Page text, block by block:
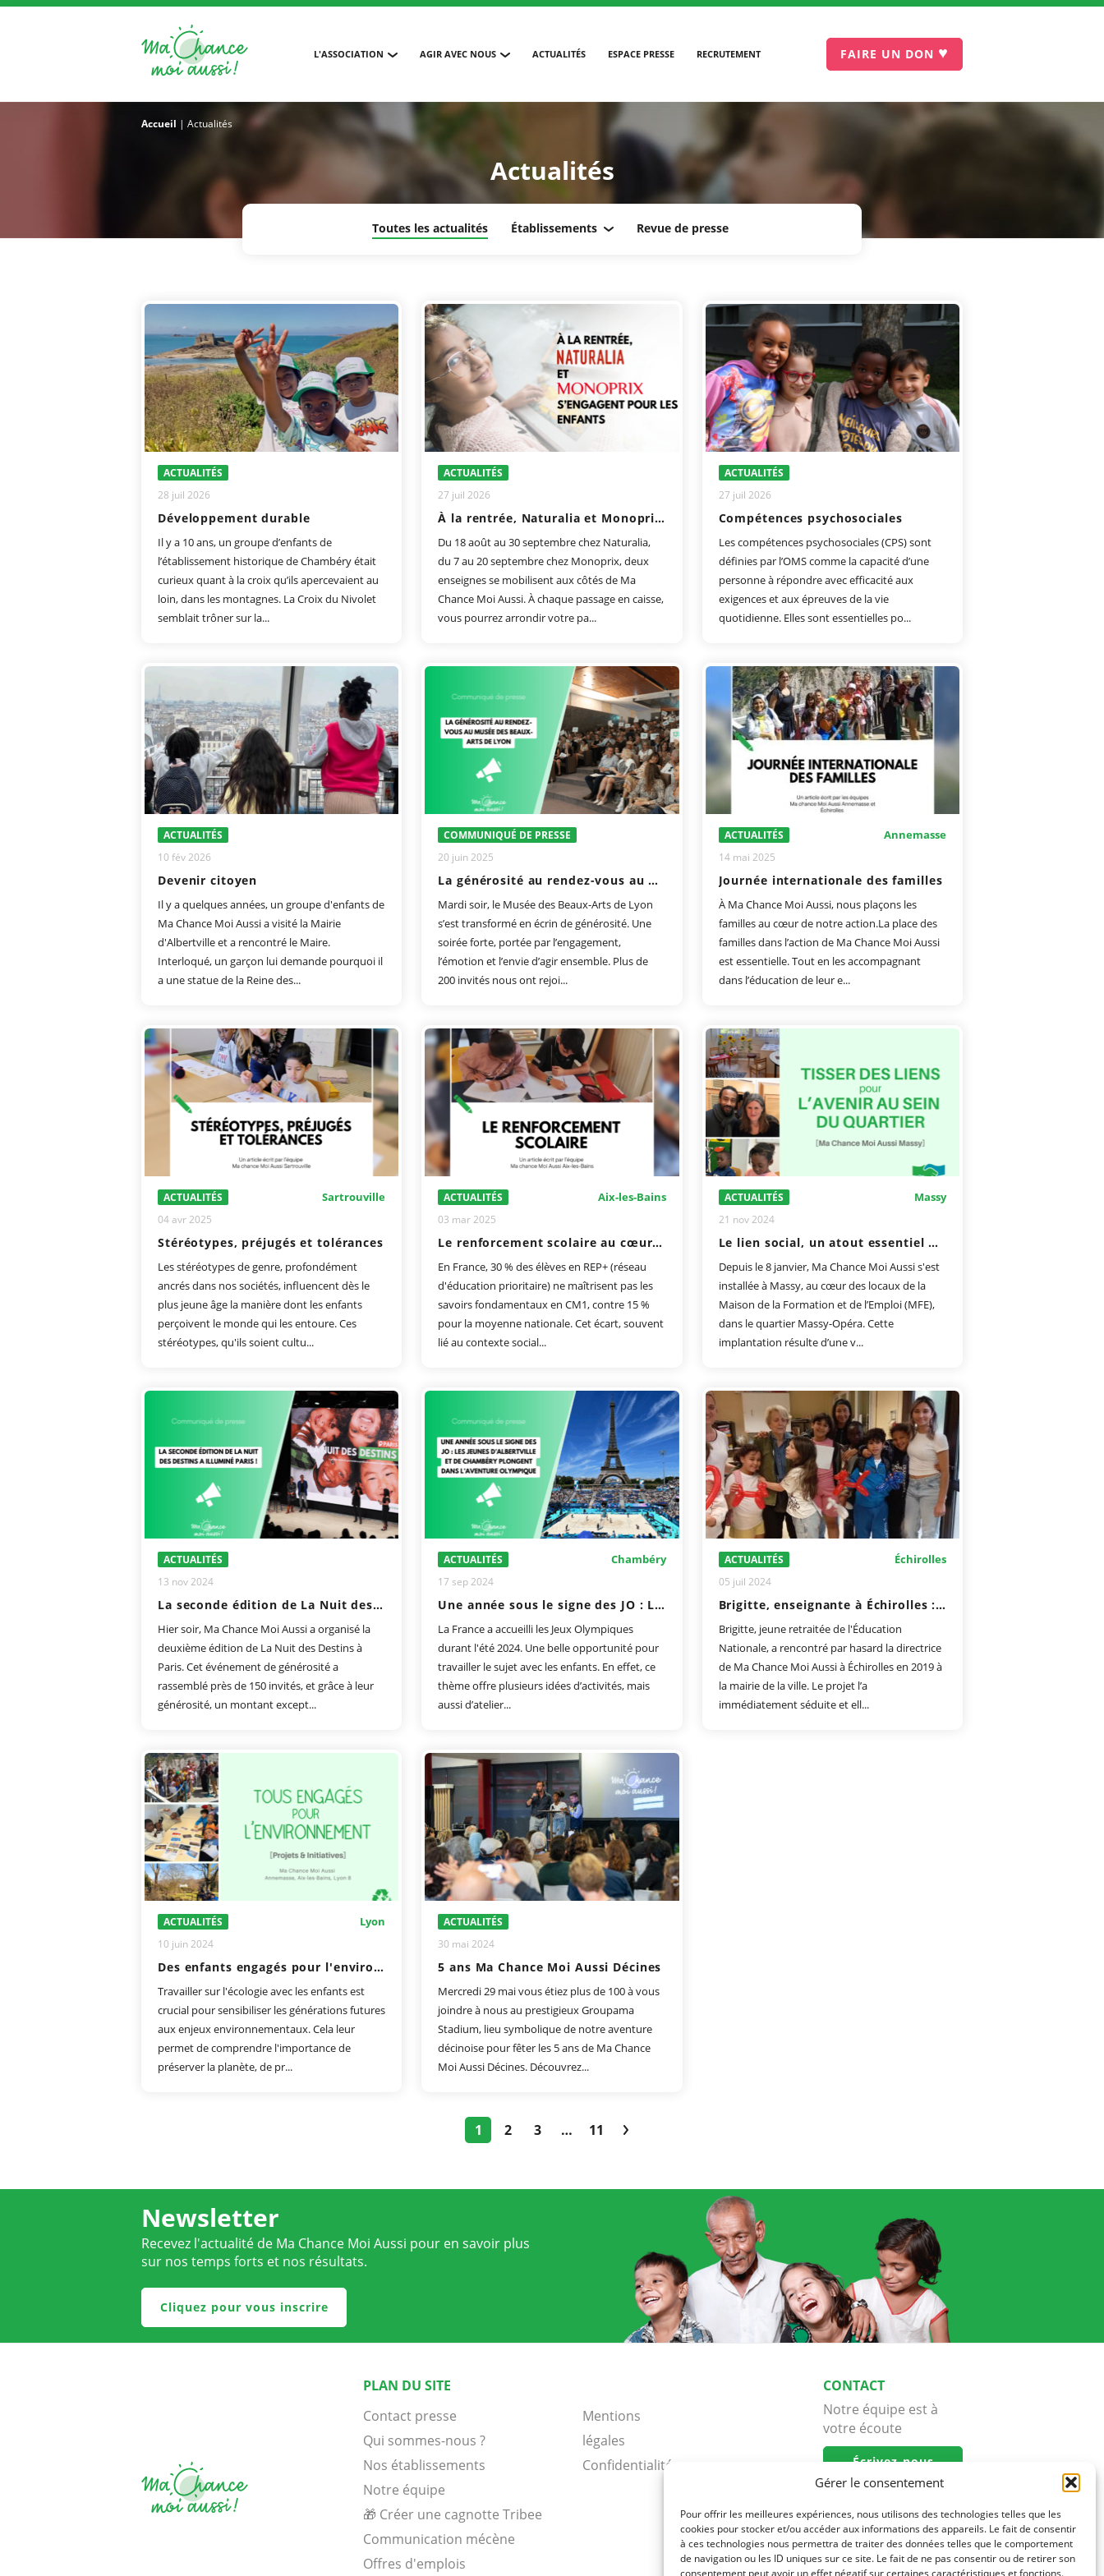
Gérer le consentement
Pour offrir les meilleures expériences, nous utilisons des technologies telles que les
cookies pour stocker et/ou accéder aux informations des appareils. Le fait de consentir
à ces technologies nous permettra de traiter des données telles que le comportement
de navigation ou les ID uniques sur ce site. Le fait de ne pas consentir ou de retirer son
consentement peut avoir un effet négatif sur certaines caractéristiques et fonctions.
L'ASSOCIATION AGIR AVEC NOUS ACTUALITÉS ESPACE PRESSE RECRUTEMENT FAIRE UN DON ♥
Accueil | Actualités
Actualités
Toutes les actualités Établissements Revue de presse
ACTUALITÉS
28 juil 2026
Développement durable
Il y a 10 ans, un groupe d’enfants de
l’établissement historique de Chambéry était
curieux quant à la croix qu’ils apercevaient au
loin, dans les montagnes. La Croix du Nivolet
semblait trôner sur la...
ACTUALITÉS
27 juil 2026
À la rentrée, Naturalia et Monoprix s'engagent pour les enfants
Du 18 août au 30 septembre chez Naturalia,
du 7 au 20 septembre chez Monoprix, deux
enseignes se mobilisent aux côtés de Ma
Chance Moi Aussi. À chaque passage en caisse,
vous pourrez arrondir votre pa...
ACTUALITÉS
27 juil 2026
Compétences psychosociales
Les compétences psychosociales (CPS) sont
définies par l’OMS comme la capacité d’une
personne à répondre avec efficacité aux
exigences et aux épreuves de la vie
quotidienne. Elles sont essentielles po...
ACTUALITÉS
10 fév 2026
Devenir citoyen
Il y a quelques années, un groupe d'enfants de
Ma Chance Moi Aussi a visité la Mairie
d'Albertville et a rencontré le Maire.
Interloqué, un garçon lui demande pourquoi il
a une statue de la Reine des...
COMMUNIQUÉ DE PRESSE
20 juin 2025
La générosité au rendez-vous au Musée des Beaux-Arts de Lyon
Mardi soir, le Musée des Beaux-Arts de Lyon
s’est transformé en écrin de générosité. Une
soirée forte, portée par l’engagement,
l’émotion et l’envie d’agir ensemble. Plus de
200 invités nous ont rejoi...
ACTUALITÉS Annemasse
14 mai 2025
Journée internationale des familles
À Ma Chance Moi Aussi, nous plaçons les
familles au cœur de notre action.La place des
familles dans l’action de Ma Chance Moi Aussi
est essentielle. Tout en les accompagnant
dans l’éducation de leur e...
ACTUALITÉS Sartrouville
04 avr 2025
Stéréotypes, préjugés et tolérances
Les stéréotypes de genre, profondément
ancrés dans nos sociétés, influencent dès le
plus jeune âge la manière dont les enfants
perçoivent le monde qui les entoure. Ces
stéréotypes, qu'ils soient cultu...
ACTUALITÉS Aix-les-Bains
03 mar 2025
Le renforcement scolaire au cœur de l’accompagnement de Ma Chance Moi Aussi
En France, 30 % des élèves en REP+ (réseau
d'éducation prioritaire) ne maîtrisent pas les
savoirs fondamentaux en CM1, contre 15 %
pour la moyenne nationale. Cet écart, souvent
lié au contexte social...
ACTUALITÉS Massy
21 nov 2024
Le lien social, un atout essentiel dans le quartier Massy-Opéra
Depuis le 8 janvier, Ma Chance Moi Aussi s'est
installée à Massy, au cœur des locaux de la
Maison de la Formation et de l’Emploi (MFE),
dans le quartier Massy-Opéra. Cette
implantation résulte d’une v...
ACTUALITÉS
13 nov 2024
La seconde édition de La Nuit des Destins a illuminé Paris !
Hier soir, Ma Chance Moi Aussi a organisé la
deuxième édition de La Nuit des Destins à
Paris. Cet événement de générosité a
rassemblé près de 150 invités, et grâce à leur
générosité, un montant except...
ACTUALITÉS Chambéry
17 sep 2024
Une année sous le signe des JO : Les jeunes d’Albertville et de Chambéry plongent dans l’aventure olympique
La France a accueilli les Jeux Olympiques
durant l'été 2024. Une belle opportunité pour
travailler le sujet avec les enfants. En effet, ce
thème offre plusieurs idées d’activités, mais
aussi d’atelier...
ACTUALITÉS Échirolles
05 juil 2024
Brigitte, enseignante à Échirolles : un engagement sans faille depuis 2019
Brigitte, jeune retraitée de l'Éducation
Nationale, a rencontré par hasard la directrice
de Ma Chance Moi Aussi à Échirolles en 2019 à
la mairie de la ville. Le projet l’a
immédiatement séduite et ell...
ACTUALITÉS Lyon
10 juin 2024
Des enfants engagés pour l'environnement : Projets et Initiatives à Aix-les-Bains, Annemasse et Lyon
Travailler sur l'écologie avec les enfants est
crucial pour sensibiliser les générations futures
aux enjeux environnementaux. Cela leur
permet de comprendre l'importance de
préserver la planète, de pr...
ACTUALITÉS
30 mai 2024
5 ans Ma Chance Moi Aussi Décines
Mercredi 29 mai vous étiez plus de 100 à vous
joindre à nous au prestigieux Groupama
Stadium, lieu symbolique de notre aventure
décinoise pour fêter les 5 ans de Ma Chance
Moi Aussi Décines. Découvrez...
1 2 3 … 11
Newsletter
Recevez l'actualité de Ma Chance Moi Aussi pour en savoir plus
sur nos temps forts et nos résultats.
Cliquez pour vous inscrire
CONTACT
Notre équipe est à
votre écoute
Écrivez-nous
PLAN DU SITE
Contact presse
Qui sommes-nous ?
Nos établissements
Notre équipe
🎁 Créer une cagnotte Tribee
Communication mécène
Offres d'emplois
Mentions
légales
Confidentialité